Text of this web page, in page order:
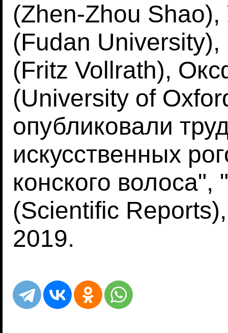
(Zhen-Zhou
(Fudan
(Fritz Vollrath),
(University of
опубликовали
искусственных
конского
(Scientific
2019.